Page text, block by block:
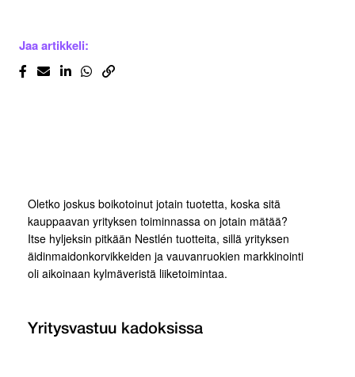
Jaa artikkeli:
Oletko joskus boikotoinut jotain tuotetta, koska sitä
kauppaavan yrityksen toiminnassa on jotain mätää?
Itse hyljeksin pitkään Nestlén tuotteita, sillä yrityksen
äidinmaidonkorvikkeiden ja vauvanruokien markkinointi
oli aikoinaan kylmäveristä liiketoimintaa.
Yritysvastuu kadoksissa